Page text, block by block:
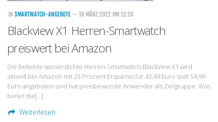
o2
Smartphonetarife
Prepaid-Tarife
Flatrate-Prepaidtarife
Mobilfunk-Vergleichsrechner
Mobilfunk-Tarifrechner
IN SMARTWATCH-ANGEBOTE — 18 MÄRZ 2022 UM 12:20
Blackview X1 Herren-Smartwatch
preiswert bei Amazon
Die beliebte wasserdichte Herren-Smartwatch Blackview X1 wird
aktuell bei Amazon mit 23 Prozent Ersparnis für 42,49 Euro statt 54,99
Euro angeboten und hat preisbewusste Anwender als Zielgruppe. Was
bietet die[…]
Weiterlesen